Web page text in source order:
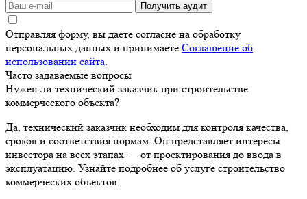
Получить аудит
Отправляя форму, вы даете согласие на обработку
персональных данных и принимаете Соглашение об
использовании сайта.
Часто задаваемые вопросы
Нужен ли технический заказчик при строительстве
коммерческого объекта?
Да, технический заказчик необходим для контроля качества,
сроков и соответствия нормам. Он представляет интересы
инвестора на всех этапах — от проектирования до ввода в
эксплуатацию. Узнайте подробнее об услуге строительство
коммерческих объектов.